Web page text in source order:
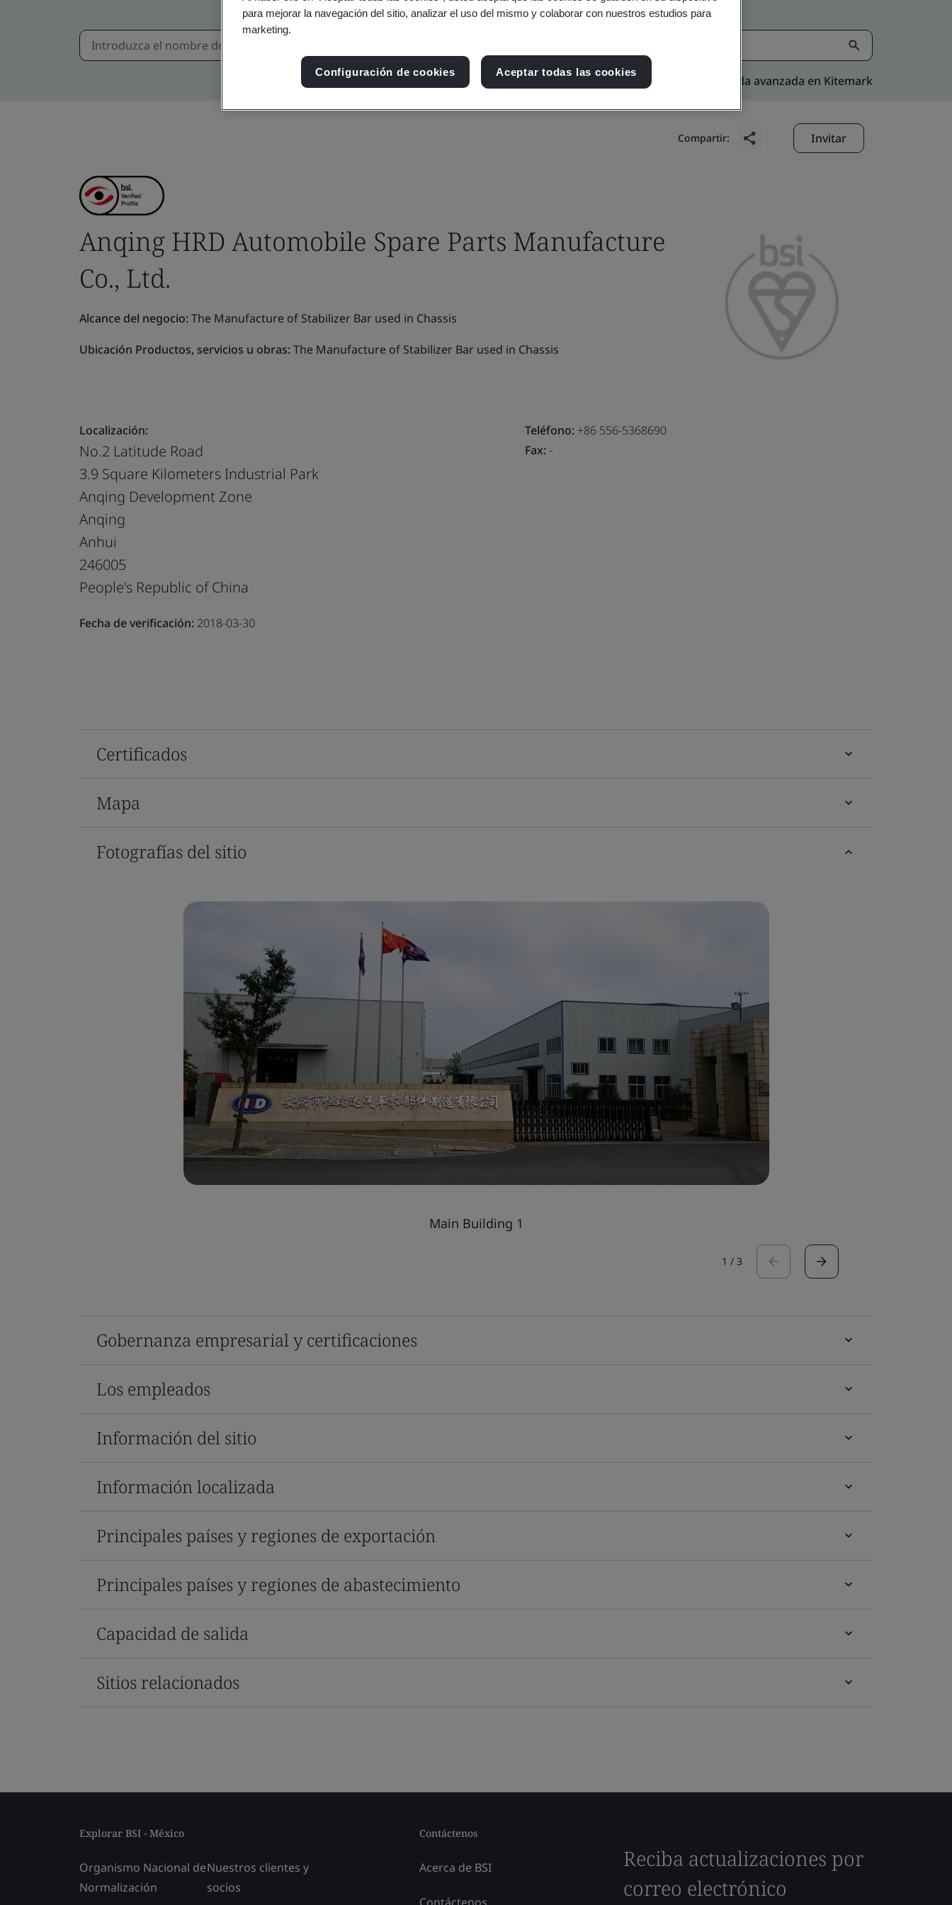
Búsqueda avanzada en Kitemark
Compartir: Invitar
Anqing HRD Automobile Spare Parts Manufacture
Co., Ltd.
Alcance del negocio:The Manufacture of Stabilizer Bar used in Chassis
Ubicación Productos, servicios u obras:The Manufacture of Stabilizer Bar used in Chassis
Localización:
No.2 Latitude Road
3.9 Square Kilometers Industrial Park
Anqing Development Zone
Anqing
Anhui
246005
People's Republic of China
Fecha de verificación: 2018-03-30
Teléfono: +86 556-5368690
Fax:-
Certificados
Mapa
Fotografías del sitio
Main Building 1
1 / 3
Gobernanza empresarial y certificaciones
Los empleados
Información del sitio
Información localizada
Principales países y regiones de exportación
Principales países y regiones de abastecimiento
Capacidad de salida
Sitios relacionados
Explorar BSI - México
Organismo Nacional de
Normalización
Nuestros clientes y
socios
Contáctenos
Acerca de BSI
Reciba actualizaciones por
correo electrónico
para mejorar la navegación del sitio, analizar el uso del mismo y colaborar con nuestros estudios para
marketing.
Configuración de cookies Aceptar todas las cookies